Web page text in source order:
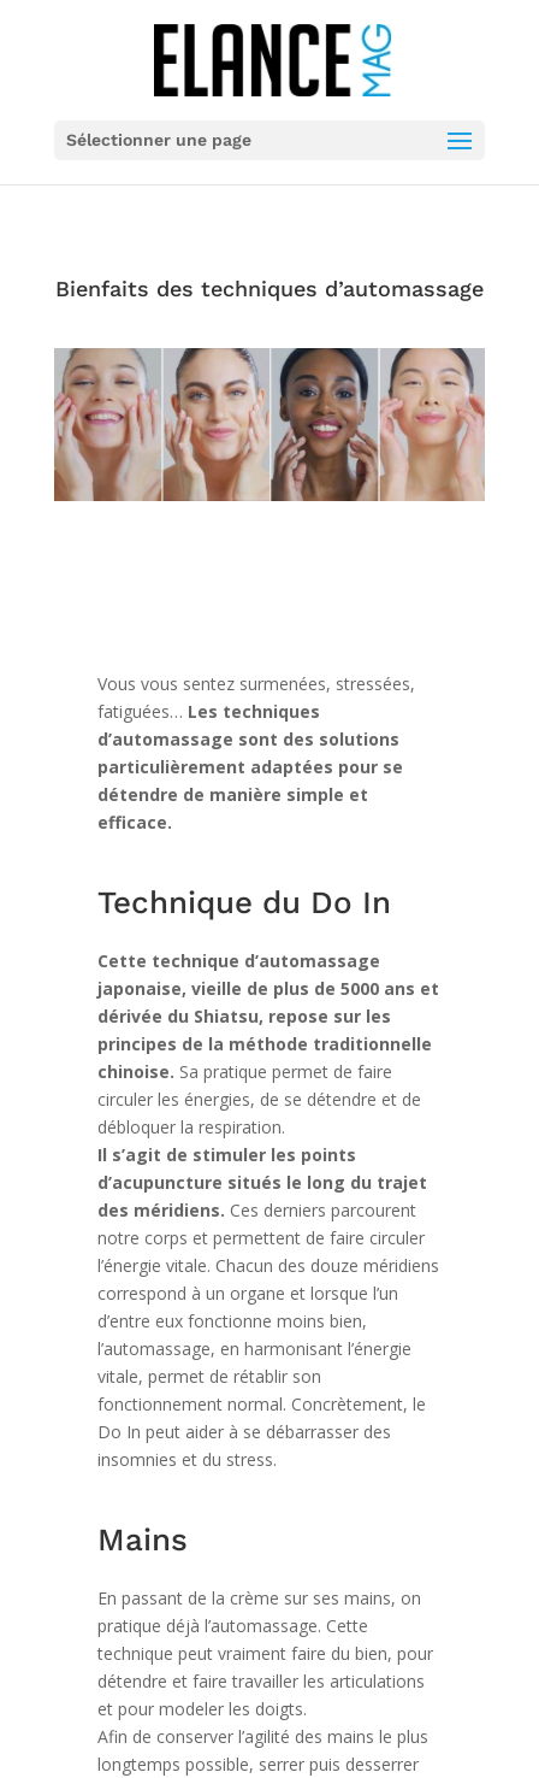
Sélectionner une page
Bienfaits des techniques d’automassage
Vous vous sentez surmenées, stressées,
fatiguées… Les techniques
d’automassage sont des solutions
particulièrement adaptées pour se
détendre de manière simple et
efficace.
Technique du Do In
Cette technique d’automassage
japonaise, vieille de plus de 5000 ans et
dérivée du Shiatsu, repose sur les
principes de la méthode traditionnelle
chinoise. Sa pratique permet de faire
circuler les énergies, de se détendre et de
débloquer la respiration.
Il s’agit de stimuler les points
d’acupuncture situés le long du trajet
des méridiens. Ces derniers parcourent
notre corps et permettent de faire circuler
l’énergie vitale. Chacun des douze méridiens
correspond à un organe et lorsque l’un
d’entre eux fonctionne moins bien,
l’automassage, en harmonisant l’énergie
vitale, permet de rétablir son
fonctionnement normal. Concrètement, le
Do In peut aider à se débarrasser des
insomnies et du stress.
Mains
En passant de la crème sur ses mains, on
pratique déjà l’automassage. Cette
technique peut vraiment faire du bien, pour
détendre et faire travailler les articulations
et pour modeler les doigts.
Afin de conserver l’agilité des mains le plus
longtemps possible, serrer puis desserrer